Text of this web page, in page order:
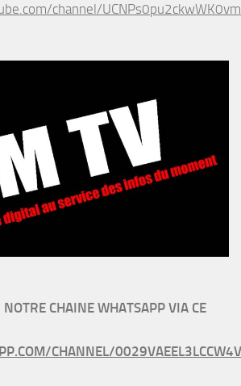
channel/
CHAINE WHATSAPP VIA CE
CHANNEL/